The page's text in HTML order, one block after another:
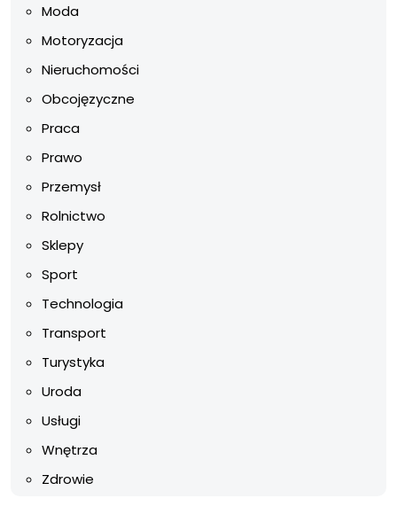
Moda
Motoryzacja
Nieruchomości
Obcojęzyczne
Praca
Prawo
Przemysł
Rolnictwo
Sklepy
Sport
Technologia
Transport
Turystyka
Uroda
Usługi
Wnętrza
Zdrowie